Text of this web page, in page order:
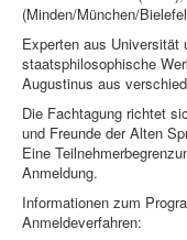
(Minden/München/
Experten aus Universität
staatsphilosophische
Augustinus aus
Die Fachtagung richtet
und Freunde der Alten
Eine
Anmeldung.
Informationen zum
Anmeldeverfahren: